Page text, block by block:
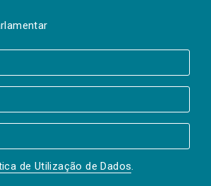
de Utilização de Dados.